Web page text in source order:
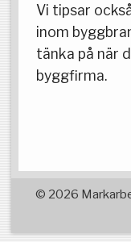
Vi tipsar
inom
tänka på när
byggfirma.
© 2026